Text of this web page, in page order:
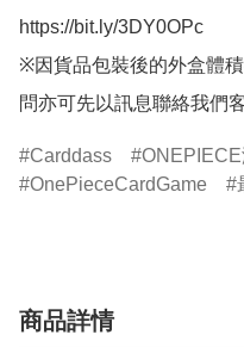
https://bit.ly/3DY0OPc
※因貨品包裝後的外盒體
問亦可先以訊息聯絡我們
Carddass
OnePieceCardGame
商品詳情